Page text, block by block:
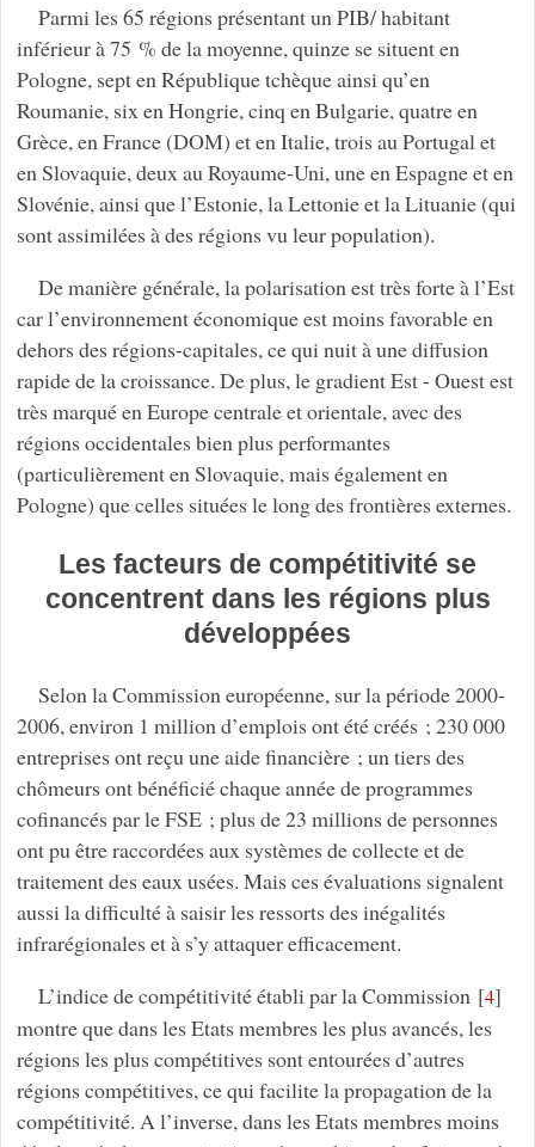
Parmi les 65 régions présentant un PIB/ habitant
inférieur à 75 % de la moyenne, quinze se situent en
Pologne, sept en République tchèque ainsi qu’en
Roumanie, six en Hongrie, cinq en Bulgarie, quatre en
Grèce, en France (DOM) et en Italie, trois au Portugal et
en Slovaquie, deux au Royaume-Uni, une en Espagne et en
Slovénie, ainsi que l’Estonie, la Lettonie et la Lituanie (qui
sont assimilées à des régions vu leur population).
De manière générale, la polarisation est très forte à l’Est
car l’environnement économique est moins favorable en
dehors des régions-capitales, ce qui nuit à une diffusion
rapide de la croissance. De plus, le gradient Est - Ouest est
très marqué en Europe centrale et orientale, avec des
régions occidentales bien plus performantes
(particulièrement en Slovaquie, mais également en
Pologne) que celles situées le long des frontières externes.
Les facteurs de compétitivité se
concentrent dans les régions plus
développées
Selon la Commission européenne, sur la période 2000-
2006, environ 1 million d’emplois ont été créés ; 230 000
entreprises ont reçu une aide financière ; un tiers des
chômeurs ont bénéficié chaque année de programmes
cofinancés par le FSE ; plus de 23 millions de personnes
ont pu être raccordées aux systèmes de collecte et de
traitement des eaux usées. Mais ces évaluations signalent
aussi la difficulté à saisir les ressorts des inégalités
infrarégionales et à s’y attaquer efficacement.
L’indice de compétitivité établi par la Commission [4]
montre que dans les Etats membres les plus avancés, les
régions les plus compétitives sont entourées d’autres
régions compétitives, ce qui facilite la propagation de la
compétitivité. A l’inverse, dans les Etats membres moins